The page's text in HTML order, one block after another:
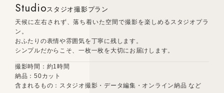
Studioスタジオ撮影プラン
天候に左右されず、落ち着いた空間で撮影を楽しめるスタジオプラ
ン。
おふたりの表情や雰囲気を丁寧に残します。
シンプルだからこそ、一枚一枚を大切にお届けします。
撮影時間：約1時間
納品：50カット
含まれるもの：スタジオ撮影・データ編集・オンライン納品 など